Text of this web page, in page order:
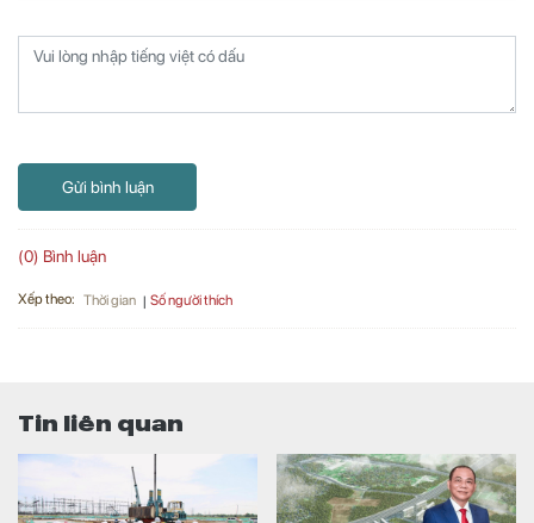
Gửi bình luận
(0) Bình luận
Xếp theo: Thời gian Số người thích
Tin liên quan